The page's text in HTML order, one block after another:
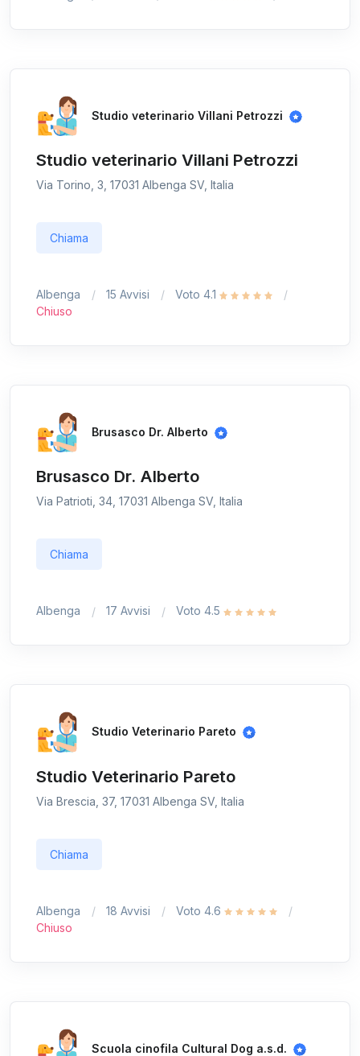
Studio veterinario Villani Petrozzi
Studio veterinario Villani Petrozzi
Via Torino, 3, 17031 Albenga SV, Italia
Chiama
Albenga 15 Avvisi
Voto 4.1
Chiuso
Brusasco Dr. Alberto
Brusasco Dr. Alberto
Via Patrioti, 34, 17031 Albenga SV, Italia
Chiama
Albenga 17 Avvisi Voto 4.5
Studio Veterinario Pareto
Studio Veterinario Pareto
Via Brescia, 37, 17031 Albenga SV, Italia
Chiama
Albenga 18 Avvisi
Voto 4.6
Chiuso
Scuola cinofila Cultural Dog a.s.d.